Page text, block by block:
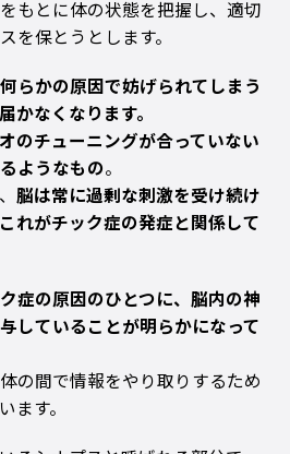
もとに体の状態を把握し、適切
を保とうとします。
らかの原因で妨げられてしまう
かなくなります。
のチューニングが合っていない
ようなもの。
脳は常に過剰な刺激を受け続け
れがチック症の発症と関係して
症の原因のひとつに、脳内の神
していることが明らかになって
の間で情報をやり取りするため
ます。